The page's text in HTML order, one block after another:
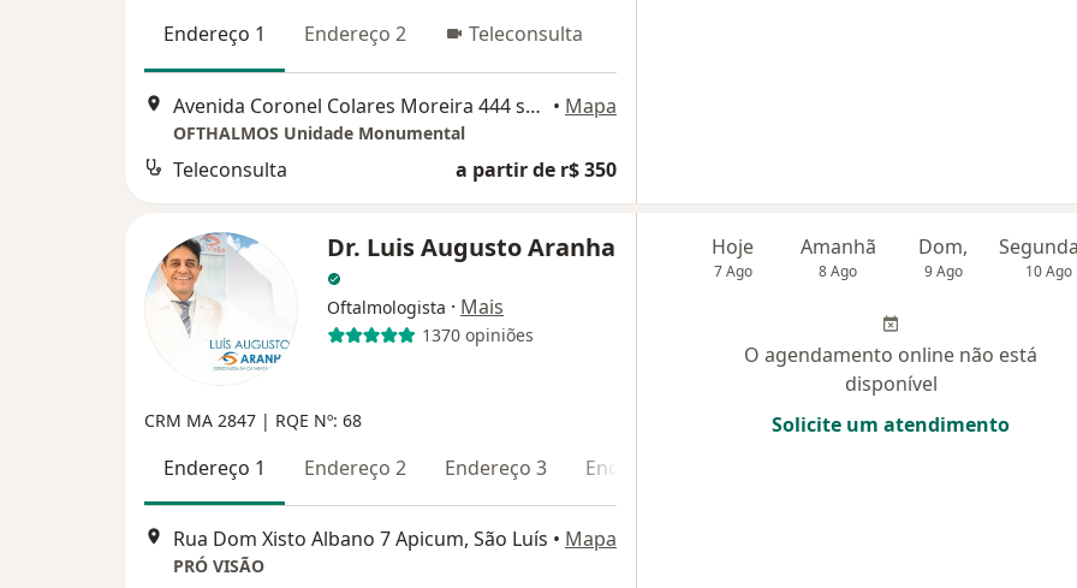
Endereço 1 Endereço 2 Teleconsulta
Avenida Coronel Colares Moreira 444 sobreloja 106A, São Luiz • Mapa
OFTHALMOS Unidade Monumental
Teleconsulta a partir de r$ 350
Dr. Luis Augusto Aranha
Oftalmologista · Mais
1370 opiniões
CRM MA 2847 | RQE Nº: 68
Endereço 1 Endereço 2 Endereço 3 Endereço 4
Rua Dom Xisto Albano 7 Apicum, São Luís • Mapa
PRÓ VISÃO
Hoje
7 Ago
Amanhã
8 Ago
Dom,
9 Ago 10 Ago
O agendamento online não está
disponível
Solicite um atendimento